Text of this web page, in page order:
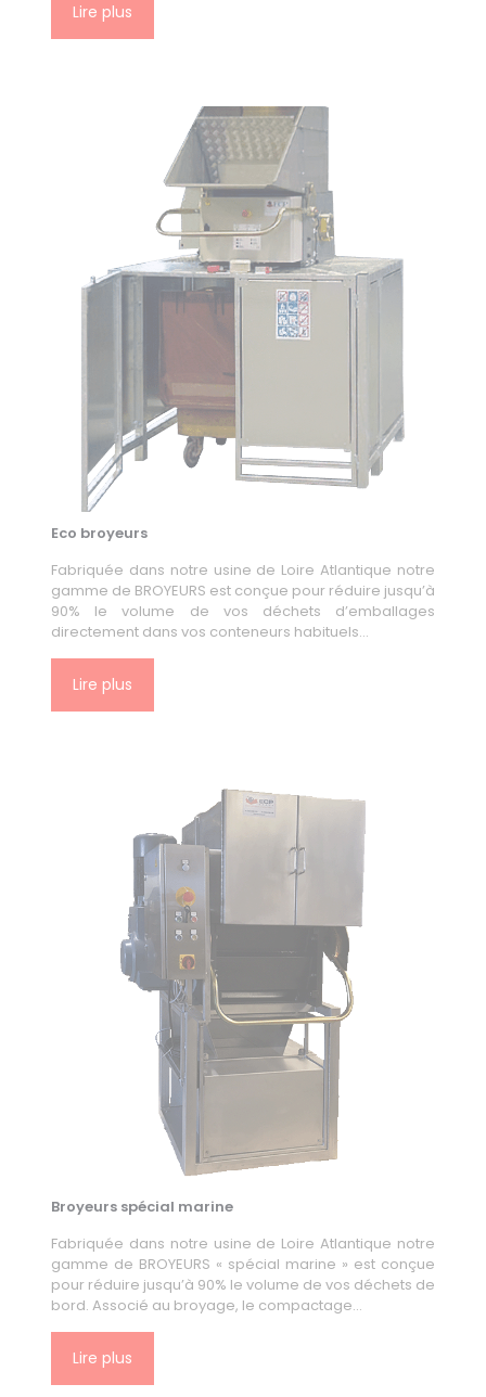
Lire plus
Eco broyeurs
Fabriquée dans notre usine de Loire Atlantique notre
gamme de BROYEURS est conçue pour réduire jusqu’à
90% le volume de vos déchets d’emballages
directement dans vos conteneurs habituels…
Lire plus
Broyeurs spécial marine
Fabriquée dans notre usine de Loire Atlantique notre
gamme de BROYEURS « spécial marine » est conçue
pour réduire jusqu’à 90% le volume de vos déchets de
bord. Associé au broyage, le compactage…
Lire plus